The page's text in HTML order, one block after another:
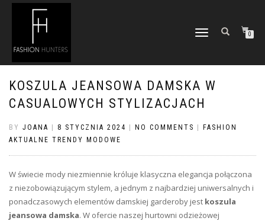
TOGGLE
0
KOSZULA JEANSOWA DAMSKA W
CASUALOWYCH STYLIZACJACH
BY JOANA 8 STYCZNIA 2024 NO COMMENTS
FASHION
AKTUALNE TRENDY MODOWE
W świecie mody niezmiennie króluje klasyczna elegancja połączona
z niezobowiązującym stylem, a jednym z najbardziej uniwersalnych i
ponadczasowych elementów damskiej garderoby jest koszula
jeansowa damska. W ofercie naszej hurtowni odzieżowej